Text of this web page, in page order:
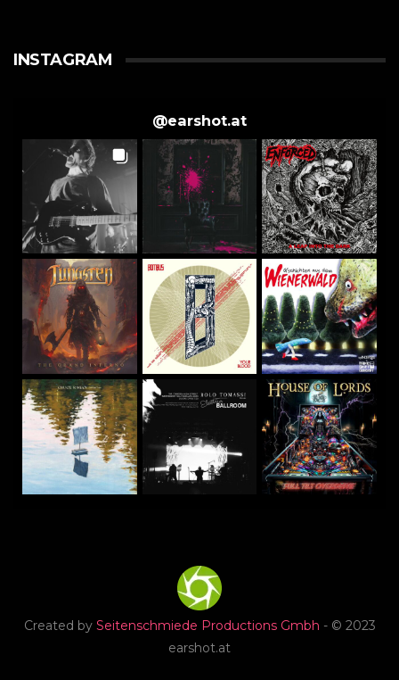
INSTAGRAM
@earshot.at
Created by Seitenschmiede Productions Gmbh - © 2023
earshot.at